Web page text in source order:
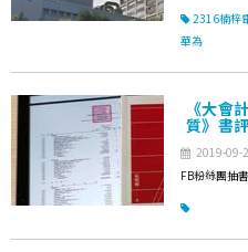
2316楠梓
華為
《大會
質》書評
2019-09-
FB粉絲團抽